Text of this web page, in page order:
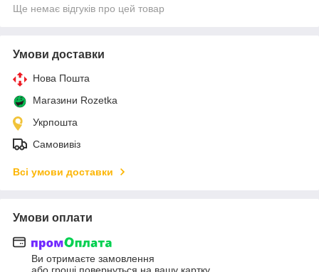
Ще немає відгуків про цей товар
Умови доставки
Нова Пошта
Магазини Rozetka
Укрпошта
Самовивіз
Всі умови доставки
Умови оплати
Ви отримаєте замовлення